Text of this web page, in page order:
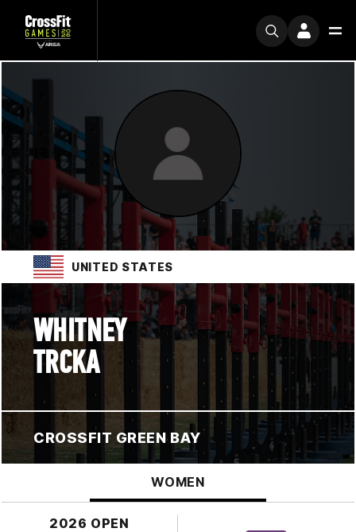
UNITED STATES
WHITNEY
TRCKA
CROSSFIT GREEN BAY
WOMEN
2026 OPEN